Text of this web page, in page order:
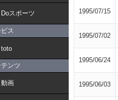
Doスポーツ
ス
toto
テンツ
動画
1995/07/15
1995/07/02
1995/06/24
1995/06/03